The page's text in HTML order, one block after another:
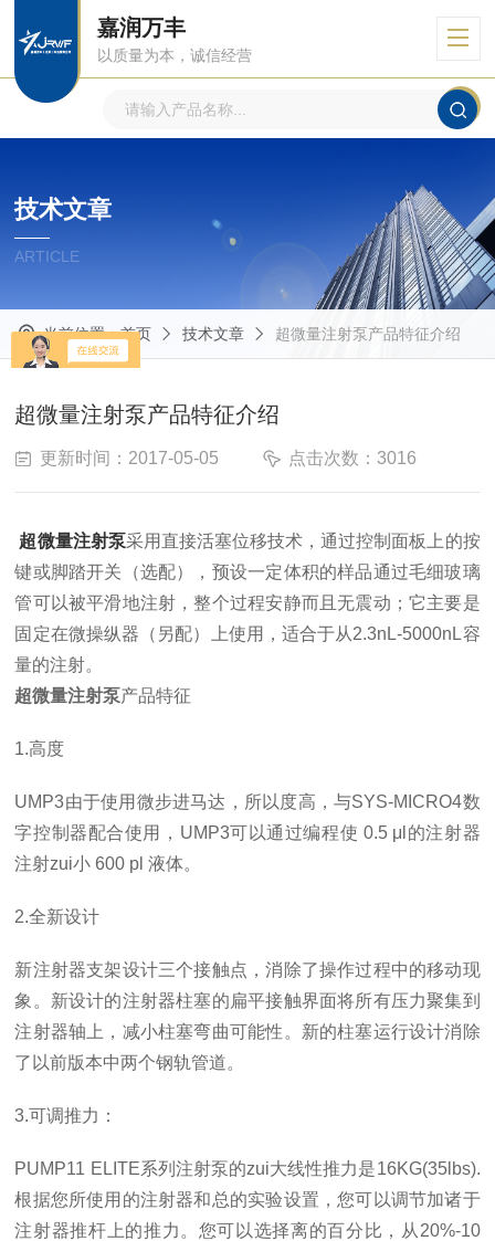
嘉润万丰
以质量为本，诚信经营
技术文章
ARTICLE
当前位置：首页 技术文章 超微量注射泵产品特征介绍
超微量注射泵产品特征介绍
更新时间：2017-05-05 点击次数：3016
超微量注射泵采用直接活塞位移技术，通过控制面板上的按
键或脚踏开关（选配），预设一定体积的样品通过毛细玻璃
管可以被平滑地注射，整个过程安静而且无震动；它主要是
固定在微操纵器（另配）上使用，适合于从2.3nL-5000nL容
量的注射。
超微量注射泵产品特征
1.高度
UMP3由于使用微步进马达，所以度高，与SYS-MICRO4数
字控制器配合使用，UMP3可以通过编程使 0.5 μl的注射器
注射zui小 600 pl 液体。
2.全新设计
新注射器支架设计三个接触点，消除了操作过程中的移动现
象。新设计的注射器柱塞的扁平接触界面将所有压力聚集到
注射器轴上，减小柱塞弯曲可能性。新的柱塞运行设计消除
了以前版本中两个钢轨管道。
3.可调推力：
PUMP11 ELITE系列注射泵的zui大线性推力是16KG(35lbs).
根据您所使用的注射器和总的实验设置，您可以调节加诸于
注射器推杆上的推力。您可以选择离的百分比，从20%-10